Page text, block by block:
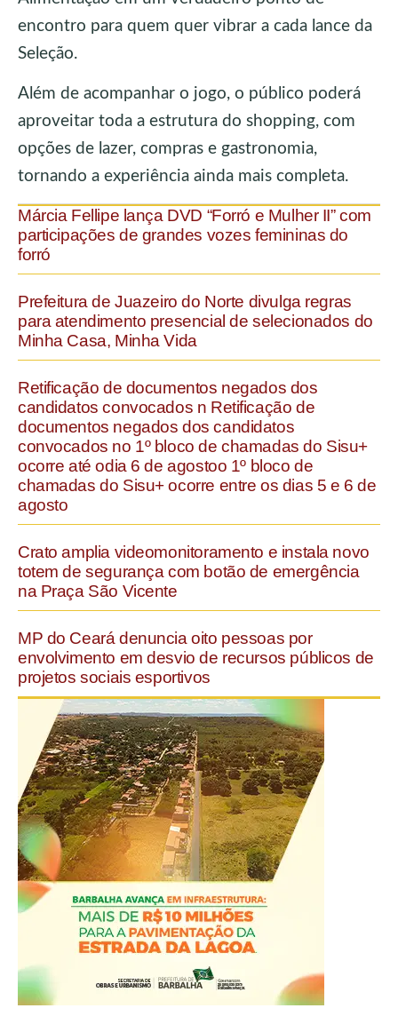
encontro para quem quer vibrar a cada lance da
Seleção.
Além de acompanhar o jogo, o público poderá
aproveitar toda a estrutura do shopping, com
opções de lazer, compras e gastronomia,
tornando a experiência ainda mais completa.
Márcia Fellipe lança DVD “Forró e Mulher II” com
participações de grandes vozes femininas do
forró
Prefeitura de Juazeiro do Norte divulga regras
para atendimento presencial de selecionados do
Minha Casa, Minha Vida
Retificação de documentos negados dos
candidatos convocados n Retificação de
documentos negados dos candidatos
convocados no 1º bloco de chamadas do Sisu+
ocorre até odia 6 de agostoo 1º bloco de
chamadas do Sisu+ ocorre entre os dias 5 e 6 de
agosto
Crato amplia videomonitoramento e instala novo
totem de segurança com botão de emergência
na Praça São Vicente
MP do Ceará denuncia oito pessoas por
envolvimento em desvio de recursos públicos de
projetos sociais esportivos